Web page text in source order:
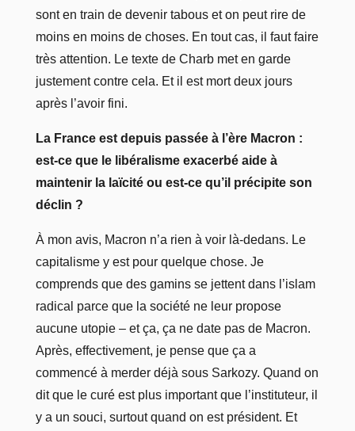
sont en train de devenir tabous et on peut rire de
moins en moins de choses. En tout cas, il faut faire
très attention. Le texte de Charb met en garde
justement contre cela. Et il est mort deux jours
après l’avoir fini.
La France est depuis passée à l’ère Macron :
est-ce que le libéralisme exacerbé aide à
maintenir la laïcité ou est-ce qu’il précipite son
déclin ?
À mon avis, Macron n’a rien à voir là-dedans. Le
capitalisme y est pour quelque chose. Je
comprends que des gamins se jettent dans l’islam
radical parce que la société ne leur propose
aucune utopie – et ça, ça ne date pas de Macron.
Après, effectivement, je pense que ça a
commencé à merder déjà sous Sarkozy. Quand on
dit que le curé est plus important que l’instituteur, il
y a un souci, surtout quand on est président. Et